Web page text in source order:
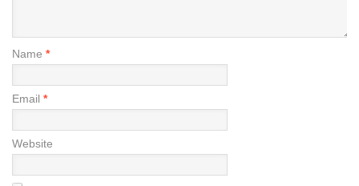
Name *
Email *
Website